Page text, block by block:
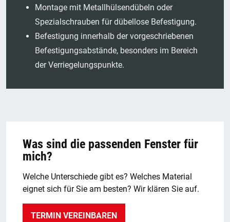
Montage mit Metallhülsendübeln oder
Spezialschrauben für dübellose Befestigung.
Befestigung innerhalb der vorgeschriebenen
Befestigungsabstände, besonders im Bereich
der Verriegelungspunkte.
Was sind die passenden Fenster für
mich?
Welche Unterschiede gibt es? Welches Material
eignet sich für Sie am besten? Wir klären Sie auf.
TERMIN VEREINBAREN